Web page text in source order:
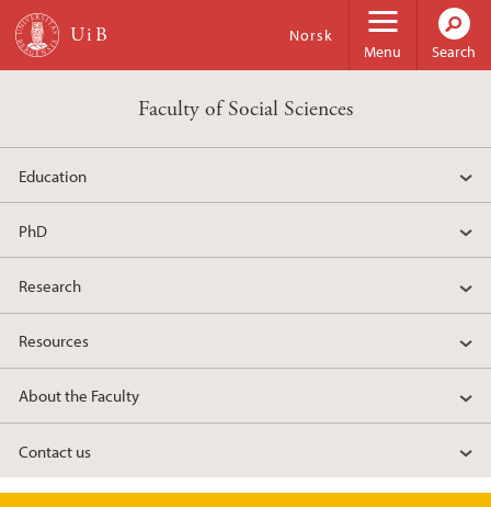
Skip to main content
Menu
Norsk
Search
Faculty of Social Sciences
Education
PhD
Research
Resources
About the Faculty
Contact us